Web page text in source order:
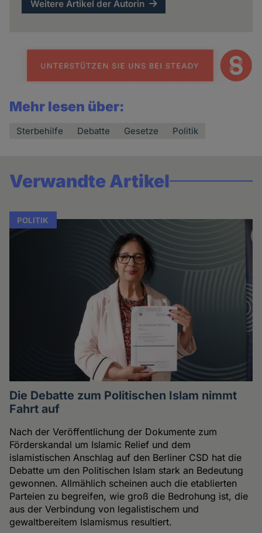
Weitere Artikel der Autorin
Mehr lesen über:
Sterbehilfe Debatte Gesetze Politik
Verwandte Artikel
POLITIK
Die Debatte zum Politischen Islam nimmt
Fahrt auf
Nach der Veröffentlichung der Dokumente zum
Förderskandal um Islamic Relief und dem
islamistischen Anschlag auf den Berliner CSD hat die
Debatte um den Politischen Islam stark an Bedeutung
gewonnen. Allmählich scheinen auch die etablierten
Parteien zu begreifen, wie groß die Bedrohung ist, die
aus der Verbindung von legalistischem und
gewaltbereitem Islamismus resultiert.